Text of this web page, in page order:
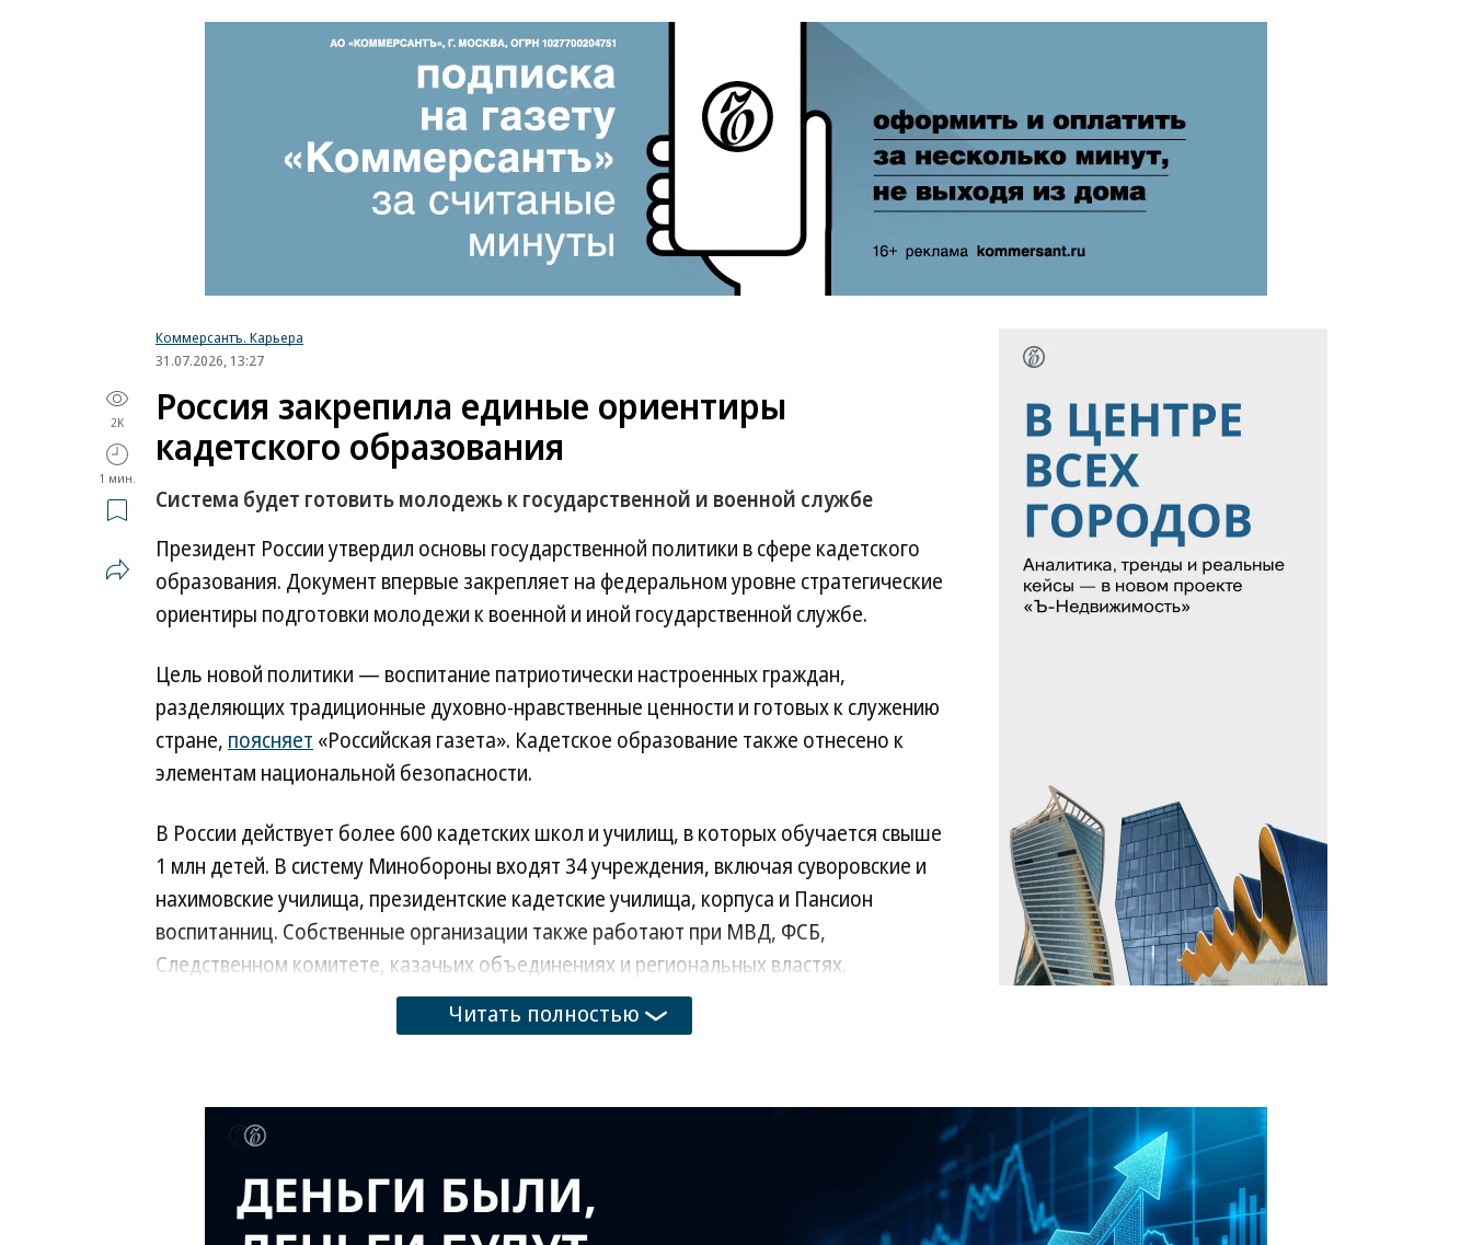
Коммерсантъ. Карьера
31.07.2026, 13:27
2K
1 мин.
Россия закрепила единые ориентиры
кадетского образования
Система будет готовить молодежь к государственной и военной службе
Президент России утвердил основы государственной политики в сфере кадетского
образования. Документ впервые закрепляет на федеральном уровне стратегические
ориентиры подготовки молодежи к военной и иной государственной службе.
Цель новой политики — воспитание патриотически настроенных граждан,
разделяющих традиционные духовно-нравственные ценности и готовых к служению
стране, поясняет «Российская газета». Кадетское образование также отнесено к
элементам национальной безопасности.
В России действует более 600 кадетских школ и училищ, в которых обучается свыше
1 млн детей. В систему Минобороны входят 34 учреждения, включая суворовские и
нахимовские училища, президентские кадетские училища, корпуса и Пансион
воспитанниц. Собственные организации также работают при МВД, ФСБ,
Следственном комитете, казачьих объединениях и региональных властях.
Следующим этапом должно стать утверждение концепции кадетского образования.
преподавания.
Представители кадетского сообщества отмечают, что отсутствие общего
регулирования привело к различиям между учреждениями. В части школ кадетская
Читать полностью